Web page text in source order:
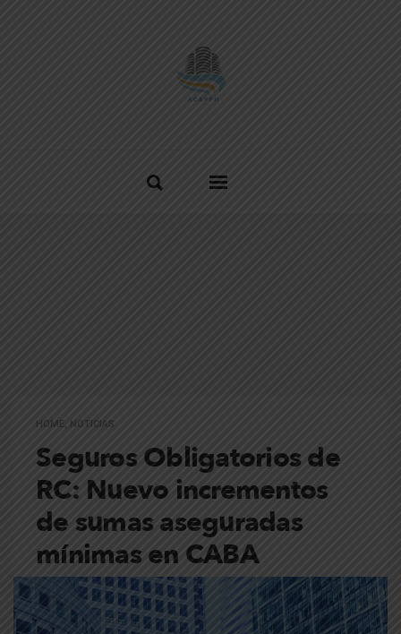
HOME NOTICIAS
Seguros Obligatorios de
RC: Nuevo incrementos
de sumas aseguradas
mínimas en CABA